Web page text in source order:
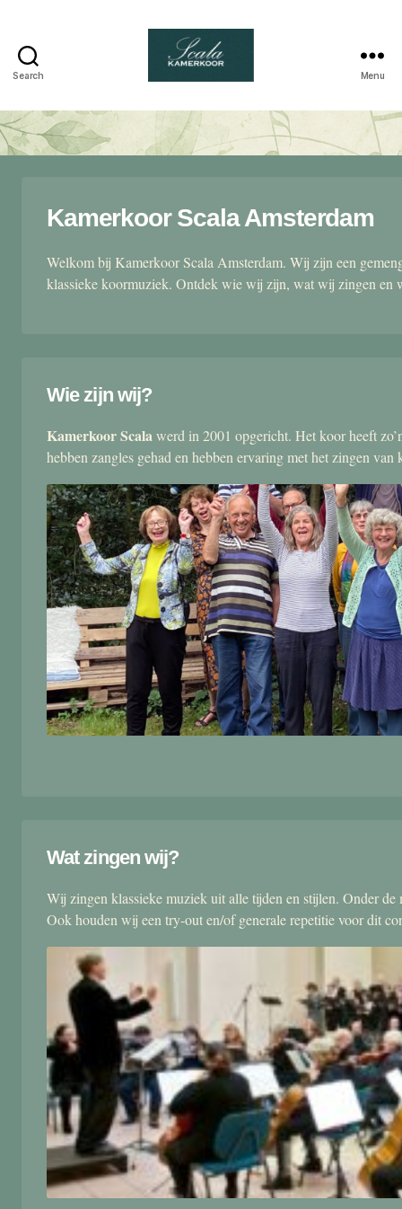
Search
kamerkoor
Menu
Kamerkoor Scala Amsterdam
Welkom bij Kamerkoor Scala Amsterdam. Wij zijn een
klassieke koormuziek. Ontdek wie wij zijn, wat wij zingen en
Wie zijn wij?
Kamerkoor Scalawerd in 2001 opgericht. Het koor heeft
hebben zangles gehad en hebben ervaring met het zingen van
Wat zingen wij?
Wij zingen klassieke muziek uit alle tijden en stijlen. Onder
Ook houden wij een try-out en/of generale repetitie voor dit